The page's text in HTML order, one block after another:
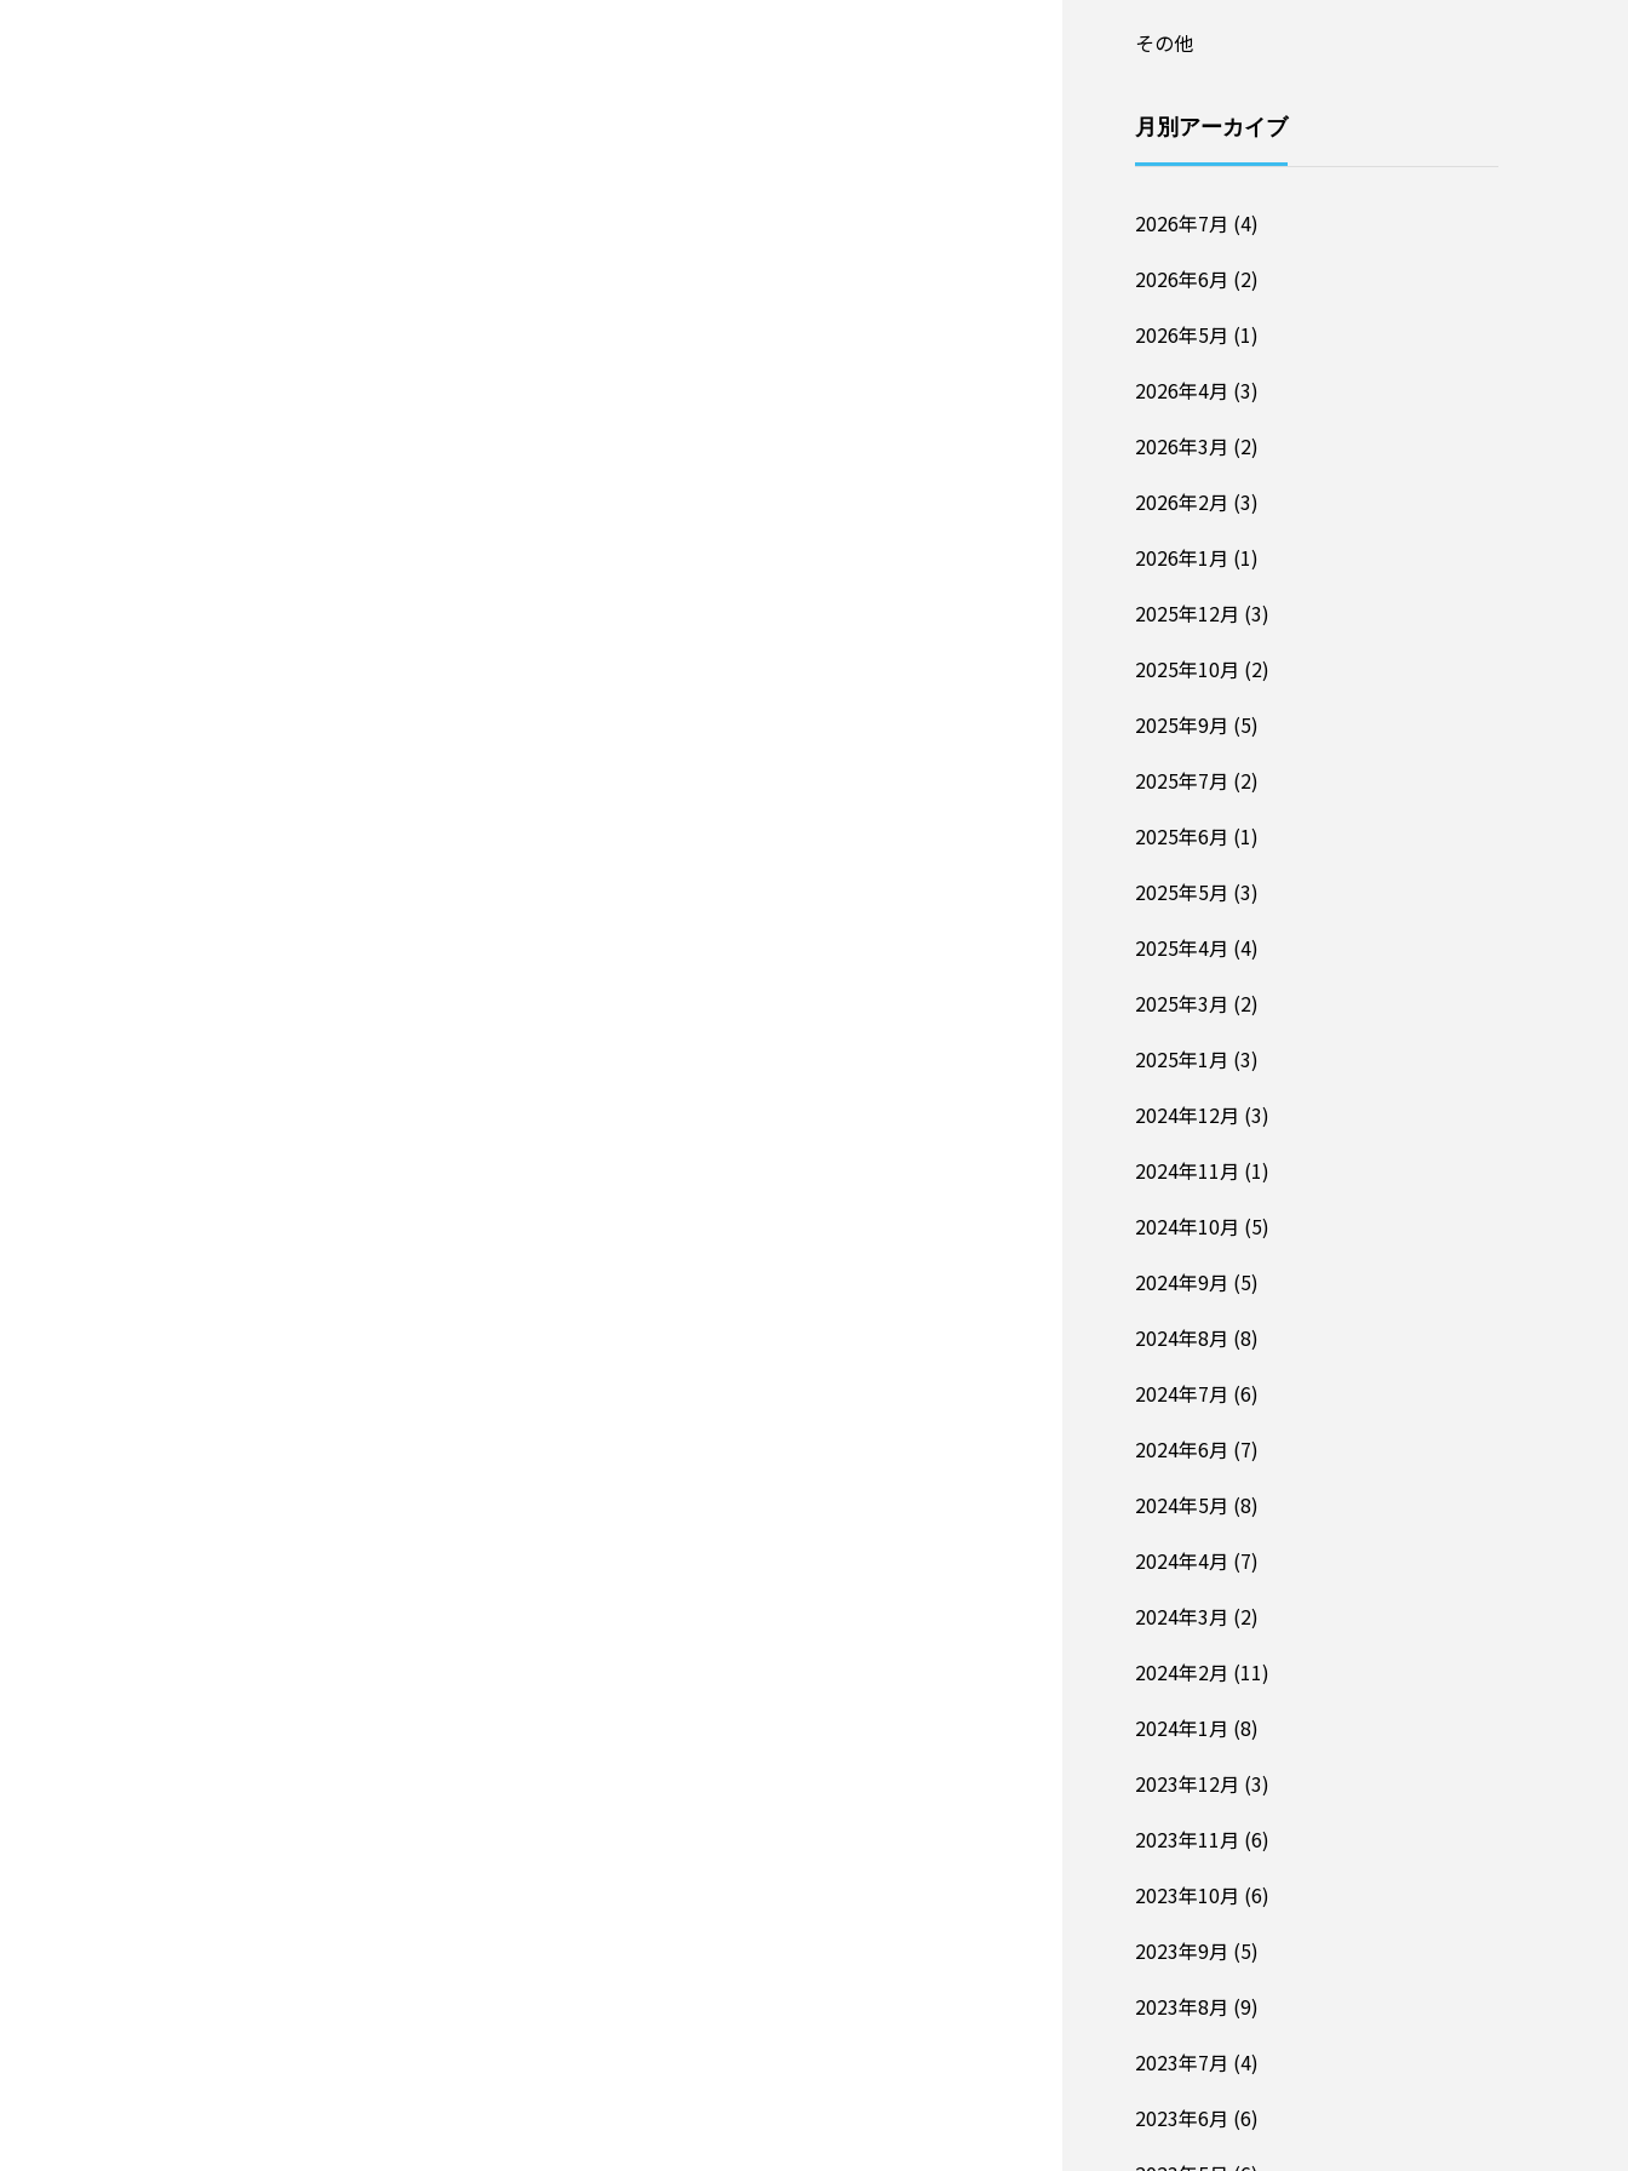
その他
月別アーカイブ
2026年7月 (4)
2026年6月 (2)
2026年5月 (1)
2026年4月 (3)
2026年3月 (2)
2026年2月 (3)
2026年1月 (1)
2025年12月 (3)
2025年10月 (2)
2025年9月 (5)
2025年7月 (2)
2025年6月 (1)
2025年5月 (3)
2025年4月 (4)
2025年3月 (2)
2025年1月 (3)
2024年12月 (3)
2024年11月 (1)
2024年10月 (5)
2024年9月 (5)
2024年8月 (8)
2024年7月 (6)
2024年6月 (7)
2024年5月 (8)
2024年4月 (7)
2024年3月 (2)
2024年2月 (11)
2024年1月 (8)
2023年12月 (3)
2023年11月 (6)
2023年10月 (6)
2023年9月 (5)
2023年8月 (9)
2023年7月 (4)
2023年6月 (6)